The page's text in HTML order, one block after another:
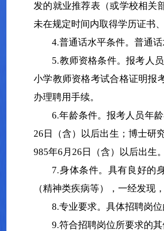
发的就业推荐表（或学校相关
未在规定时间内取得学历证书
4.普通话水平条件。普通
5.教师资格条件。报考人
小学教师资格考试合格证明报
办理聘用手续。
6.年龄条件。报考人员年
26 日（含）以后出生；博士研
985年6 月 26 日（含）以后出生
7.身体条件。 具有良好的
（精神类疾病等），一经发现
8.专业要求。具体招聘岗位
9.符合招聘岗位所要求的其